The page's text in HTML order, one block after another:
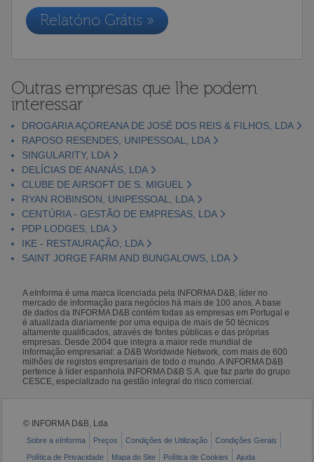
Relatório Grátis »
Outras empresas que lhe podem
interessar
DROGARIA AÇOREANA DE JOSÉ DOS REIS & FILHOS, LDA
RAPOSO RESENDES, UNIPESSOAL, LDA
SINGULARITY, LDA
DELÍCIAS DE ANANÁS, LDA
CLUBE DE AIRSOFT DE S. MIGUEL
RYAN ROBINSON, UNIPESSOAL, LDA
CENTÚRIA - GESTÃO DE EMPRESAS, LDA
PDP LODGES, LDA
IKE - RESTAURAÇÃO, LDA
SAINT JORGE FARM AND BUNGALOWS, LDA
A eInforma é uma marca licenciada pela INFORMA D&B, líder no
mercado de informação para negócios há mais de 100 anos. A base
de dados da INFORMA D&B contém todas as empresas em Portugal e
é atualizada diariamente por uma equipa de mais de 50 técnicos
altamente qualificados, através de fontes públicas e das próprias
empresas. Desde 2004 que integra a maior rede mundial de
informação empresarial: a D&B Worldwide Network, com mais de 600
milhões de registos empresariais de todo o mundo. A INFORMA D&B
pertence à líder espanhola INFORMA D&B S.A. que faz parte do grupo
CESCE, especializado na gestão integral do risco comercial.
© INFORMA D&B, Lda
Sobre a eInforma Preços Condições de Utilização
Condições Gerais
Política de Privacidade
Mapa do Site Política de Cookies Ajuda